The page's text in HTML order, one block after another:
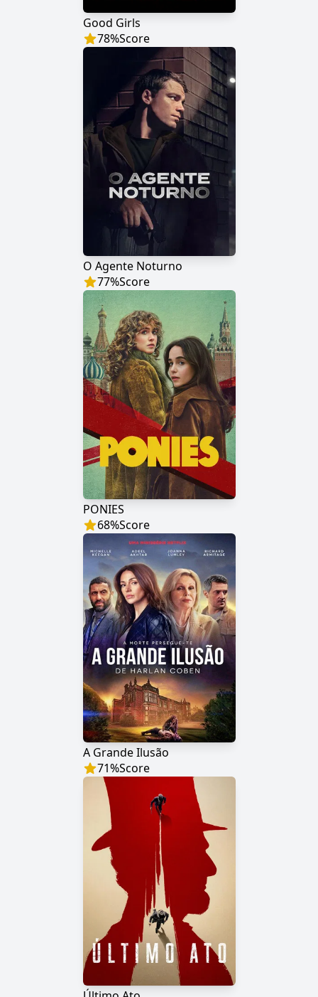
Good Girls
78%Score
O Agente Noturno
77%Score
PONIES
68%Score
A Grande Ilusão
71%Score